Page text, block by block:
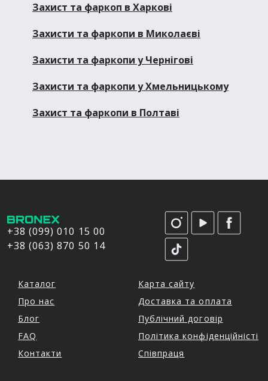
Захист та фаркоп в Харкові
Захисти та фаркопи в Миколаєві
Захисти та фаркопи у Чернігові
Захисти та фаркопи у Хмельницькому
Захист та фаркопи в Полтаві
+38 (099) 010 15 00
+38 (063) 870 50 14
Каталог
Про нас
Блог
FAQ
Контакти
Карта сайту
Доставка та оплата
Публічний договір
Політика конфіденційністі
Співпраця